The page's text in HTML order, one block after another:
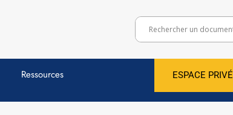
Ressources
ESPACE PRIVÉ